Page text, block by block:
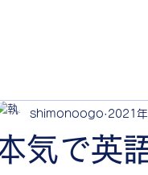
気で英
shimonoogo 2021